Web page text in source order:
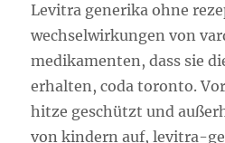
Levitra generika ohne
wechselwirkungen von
medikamenten, dass sie
erhalten, coda toronto.
hitze geschützt und
von kindern auf, levitra-